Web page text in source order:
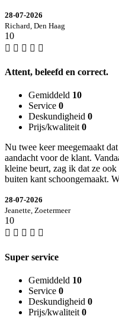
28-07-2026
Richard, Den Haag
10
Attent, beleefd en correct.
Gemiddeld 10
Service 0
Deskundigheid 0
Prijs/kwaliteit 0
Nu twee keer meegemaakt
aandacht voor de klant.
kleine beurt, zag ik dat ze
buiten kant schoongemaakt.
28-07-2026
Jeanette, Zoetermeer
10
Super service
Gemiddeld 10
Service 0
Deskundigheid 0
Prijs/kwaliteit 0